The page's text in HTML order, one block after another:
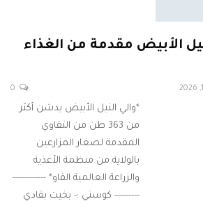
الأبيض مقدمة من الغذاء
*والي النيل الأبيض يدشن أكثر
من 363 طن من التقاوي
المقدمة لصغار المزارعين
بالولاية من منظمة الأغذية
والزراعة العالمية الفاو* ------------
--------- كوستي :- بخيت بقادي